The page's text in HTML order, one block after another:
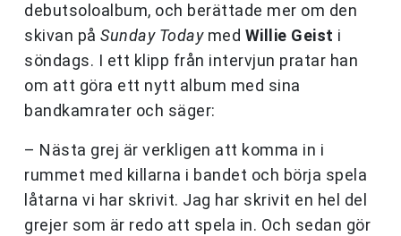
debutsoloalbum, och berättade mer om den
skivan på Sunday Todaymed Willie Geist i
söndags. I ett klipp från intervjun pratar han
om att göra ett nytt album med sina
bandkamrater och säger:
– Nästa grej är verkligen att komma in i
rummet med killarna i bandet och börja spela
låtarna vi har skrivit. Jag har skrivit en hel del
grejer som är redo att spela in. Och sedan gör